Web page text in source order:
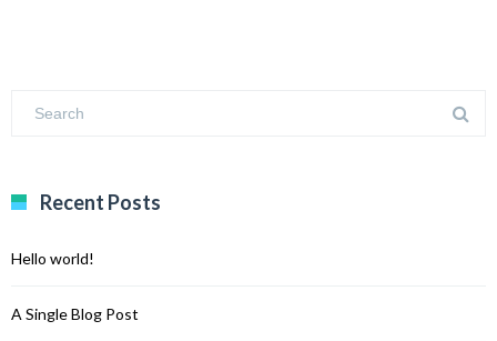
Recent Posts
Hello world!
A Single Blog Post